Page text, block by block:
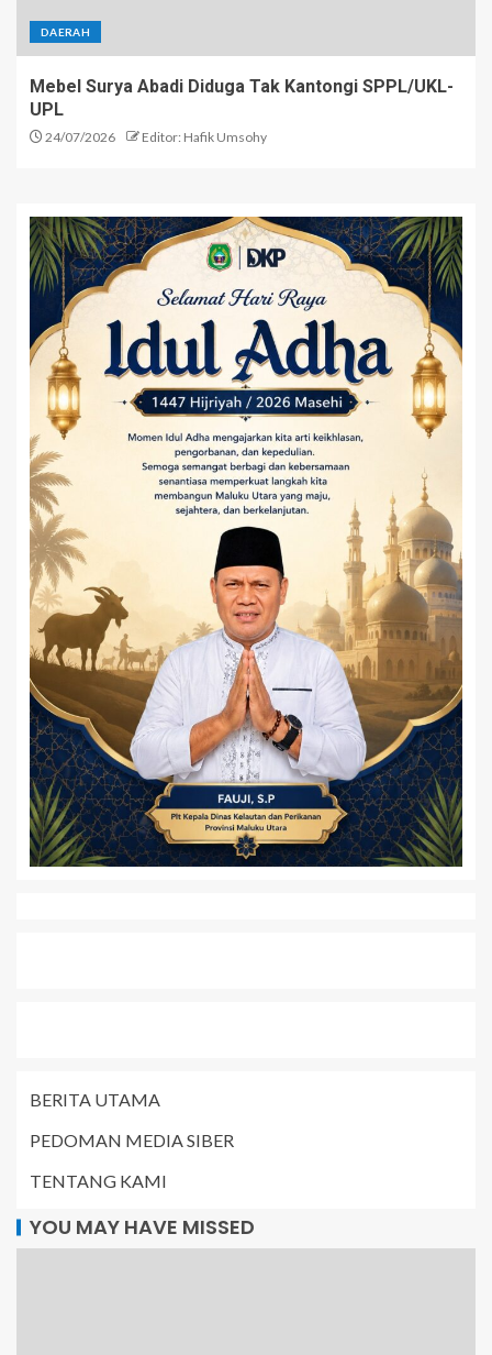
DAERAH
Mebel Surya Abadi Diduga Tak Kantongi SPPL/UKL-
UPL
24/07/2026 Editor: Hafik Umsohy
BERITA UTAMA
PEDOMAN MEDIA SIBER
TENTANG KAMI
YOU MAY HAVE MISSED